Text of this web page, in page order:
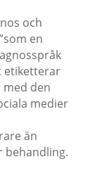
och
en
etiketterar
med den
medier
än
behandling.